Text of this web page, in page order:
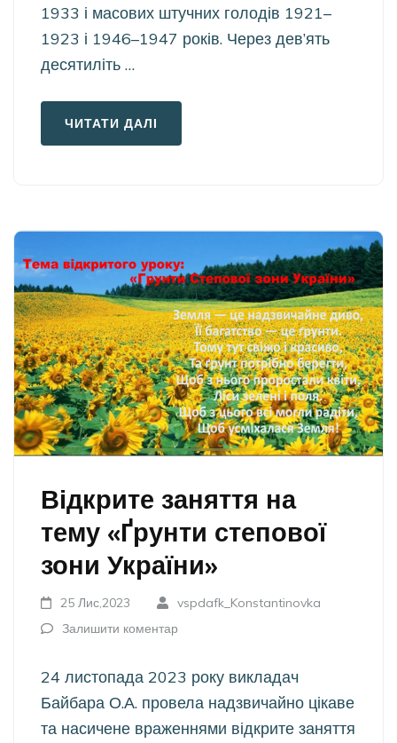
1933 і масових штучних голодів 1921–
1923 і 1946–1947 років. Через дев’ять
десятиліть …
ЧИТАТИ ДАЛІ
Відкрите заняття на
тему «Ґрунти степової
зони України»
25 Лис,2023
vspdafk_Konstantinovka
Залишити коментар
24 листопада 2023 року викладач
Байбара О.А. провела надзвичайно цікаве
та насичене враженнями відкрите заняття